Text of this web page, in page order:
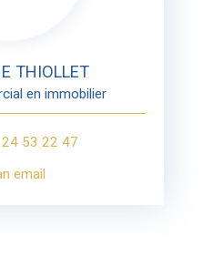
THIOLLET
en immobilier
53 22 47
email